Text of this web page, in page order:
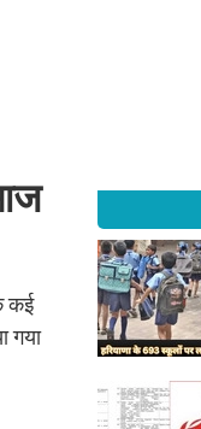
कई
गया